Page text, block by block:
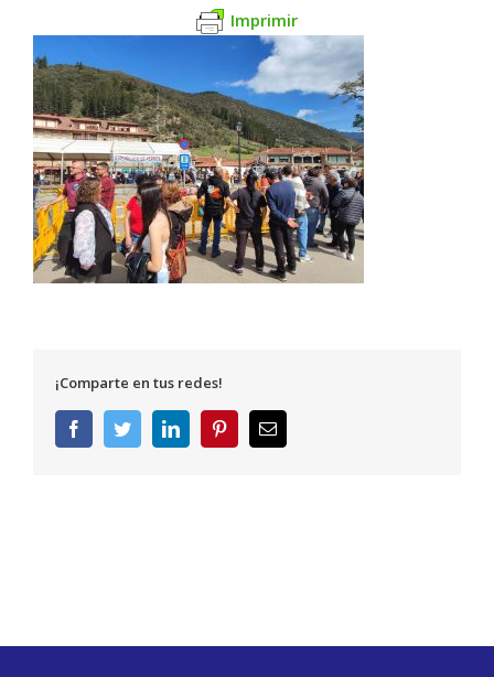
Imprimir
¡Comparte en tus redes!
FacebookTwitterLinkedInPinterestCorreo
electrónico